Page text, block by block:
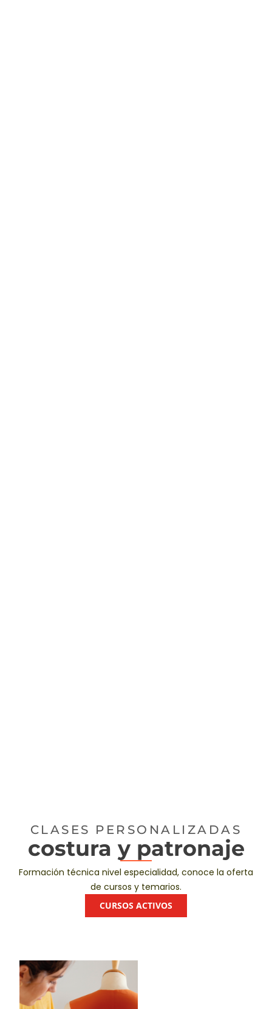
CLASES PERSONALIZADAS
costura y patronaje
Formación técnica nivel especialidad, conoce la oferta
de cursos y temarios.
CURSOS ACTIVOS